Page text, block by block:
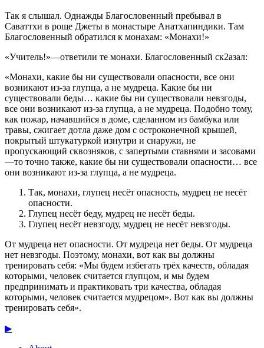
Так я слышал. Однажды Благословенный пребывал в
Саваттхи в роще Джеты в монастыре Анатхапиндики. Там
Благословенный обратился к монахам: «Монахи!»
«Учитель!»—ответили те монахи. Благословенный ск2азал:
«Монахи, какие бы ни существовали опасности, все они
возникают из-за глупца, а не мудреца. Какие бы ни
существовали беды… какие бы ни существовали невзгоды,
все они возникают из-за глупца, а не мудреца. Подобно тому,
как пожар, начавшийся в доме, сделанном из бамбука или
травы, сжигает дотла даже дом с остроконечной крышей,
покрытый штукатуркой изнутри и снаружи, не
пропускающий сквозняков, с запертыми ставнями и засовами
—то точно также, какие бы ни существовали опасности… все
они возникают из-за глупца, а не мудреца.
Так, монахи, глупец несёт опасность, мудрец не несёт
опасности.
Глупец несёт беду, мудрец не несёт беды.
Глупец несёт невзгоду, мудрец не несёт невзгоды.
От мудреца нет опасности. От мудреца нет беды. От мудреца
нет невзгоды. Поэтому, монахи, вот как вы должны
тренировать себя: «Мы будем избегать трёх качеств, обладая
которыми, человек считается глупцом, и мы будем
предпринимать и практиковать три качества, обладая
которыми, человек считается мудрецом». Вот как вы должны
тренировать себя».
▶